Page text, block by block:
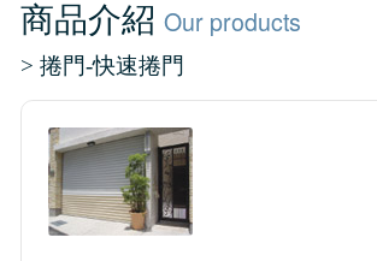
實績介紹-柵欄機列表
實績介紹-滑升門列表
實績介紹-扇型門自動開門
最新消息
商品介紹 Our products
> 捲門-快速捲門